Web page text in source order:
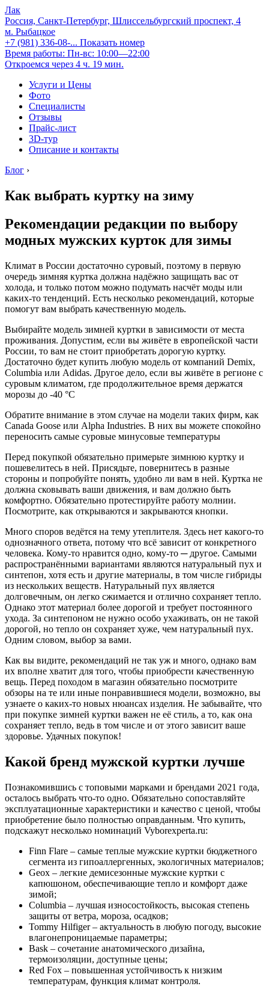
Лак
Россия, Санкт-Петербург, Шлиссельбургский проспект, 4
м. Рыбацкое
+7 (981) 336-08-... Показать номер
Время работы: Пн-вс: 10:00—22:00
Откроемся через 4 ч. 19 мин.
Услуги и Цены
Фото
Специалисты
Отзывы
Прайс-лист
3D-тур
Описание и контакты
Блог ›
Как выбрать куртку на зиму
Рекомендации редакции по выбору
модных мужских курток для зимы
Климат в России достаточно суровый, поэтому в первую
очередь зимняя куртка должна надёжно защищать вас от
холода, и только потом можно подумать насчёт моды или
каких-то тенденций. Есть несколько рекомендаций, которые
помогут вам выбрать качественную модель.
Выбирайте модель зимней куртки в зависимости от места
проживания. Допустим, если вы живёте в европейской части
России, то вам не стоит приобретать дорогую куртку.
Достаточно будет купить любую модель от компаний Demix,
Columbia или Adidas. Другое дело, если вы живёте в регионе с
суровым климатом, где продолжительное время держатся
морозы до -40 °С
Обратите внимание в этом случае на модели таких фирм, как
Canada Goose или Alpha Industries. В них вы можете спокойно
переносить самые суровые минусовые температуры
Перед покупкой обязательно примерьте зимнюю куртку и
пошевелитесь в ней. Присядьте, повернитесь в разные
стороны и попробуйте понять, удобно ли вам в ней. Куртка не
должна сковывать ваши движения, и вам должно быть
комфортно. Обязательно протестируйте работу молнии.
Посмотрите, как открываются и закрываются кнопки.
Много споров ведётся на тему утеплителя. Здесь нет какого-то
однозначного ответа, потому что всё зависит от конкретного
человека. Кому-то нравится одно, кому-то ─ другое. Самыми
распространёнными вариантами являются натуральный пух и
синтепон, хотя есть и другие материалы, в том числе гибриды
из нескольких веществ. Натуральный пух является
долговечным, он легко сжимается и отлично сохраняет тепло.
Однако этот материал более дорогой и требует постоянного
ухода. За синтепоном не нужно особо ухаживать, он не такой
дорогой, но тепло он сохраняет хуже, чем натуральный пух.
Одним словом, выбор за вами.
Как вы видите, рекомендаций не так уж и много, однако вам
их вполне хватит для того, чтобы приобрести качественную
вещь. Перед походом в магазин обязательно посмотрите
обзоры на те или иные понравившиеся модели, возможно, вы
узнаете о каких-то новых нюансах изделия. Не забывайте, что
при покупке зимней куртки важен не её стиль, а то, как она
сохраняет тепло, ведь в том числе и от этого зависит ваше
здоровье. Удачных покупок!
Какой бренд мужской куртки лучше
Познакомившись с топовыми марками и брендами 2021 года,
осталось выбрать что-то одно. Обязательно сопоставляйте
эксплуатационные характеристики и качество с ценой, чтобы
приобретение было полностью оправданным. Что купить,
подскажут несколько номинаций Vyborexperta.ru:
Finn Flare – самые теплые мужские куртки бюджетного
сегмента из гипоаллергенных, экологичных материалов;
Geox – легкие демисезонные мужские куртки с
капюшоном, обеспечивающие тепло и комфорт даже
зимой;
Columbia – лучшая износостойкость, высокая степень
защиты от ветра, мороза, осадков;
Tommy Hilfiger – актуальность в любую погоду, высокие
влагонепроницаемые параметры;
Bask – сочетание анатомического дизайна,
термоизоляции, доступные цены;
Red Fox – повышенная устойчивость к низким
температурам, функция климат контроля.